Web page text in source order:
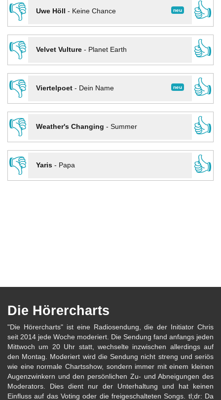
👎
neu
Uwe Höll - Keine Chance
👍
👎
Velvet Vulture- Planet Earth
👍
👎
neu
Viertelpoet- Dein Name
👍
👎
Weather's Changing - Summer
👍
👎
Yaris- Papa 👍
Die Hörercharts
"Die Hörercharts" ist eine Radiosendung, die der Initiator Chris
seit 2014 jede Woche moderiert. Die Sendung fand anfangs jeden
Mittwoch um 20 Uhr statt, wechselte inzwischen allerdings auf
den Montag. Moderiert wird die Sendung nicht streng und seriös
wie eine normale Chartsshow, sondern immer mit einem kleinen
Augenzwinkern und den persönlichen Zu- und Abneigungen des
Moderators. Dies dient nur der Unterhaltung und hat keinen
Einfluss auf das Voting oder die freigeschalteten Songs. tl;dr: Da